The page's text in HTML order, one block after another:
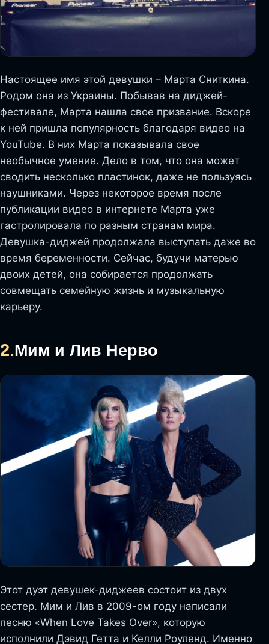
Настоящее имя этой девушки – Марта Сниткина.
Родом она из Украины. Побывав на диджей-
фестивале, Марта нашла свое призвание. Вскоре
к ней пришла популярность благодаря видео на
YouTube. В них Марта показывала свое
необычное умение. Дело в том, что она может
сводить несколько пластинок, даже не пользуясь
наушниками. Через некоторое время после
публикации видео в интернете Марта уже
гастролировала по разным странам мира.
Девушка-диджей продолжала выступать даже во
время беременности. Сейчас, будучи матерью
двоих детей, она собирается продолжать
совмещать семейную жизнь и музыкальную
карьеру.
2.Мим и Лив Нерво
Этот дуэт девушек-диджеев состоит из двух
сестер. Мим и Лив в 2009-ом году написали
песню «When Love Takes Over», которую
исполнили Дэвид Гетта и Келли Роуленд. Именно